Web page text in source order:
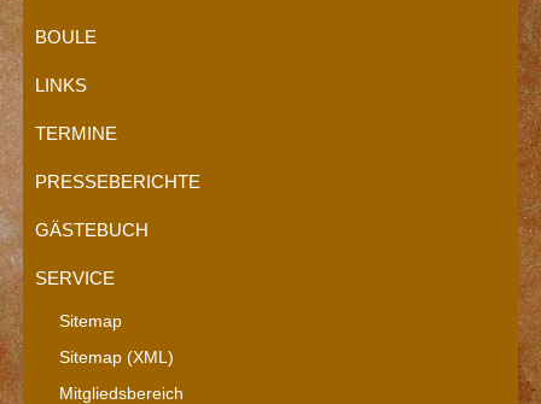
BOULE
LINKS
TERMINE
PRESSEBERICHTE
GÄSTEBUCH
SERVICE
Sitemap
Sitemap (XML)
Mitgliedsbereich